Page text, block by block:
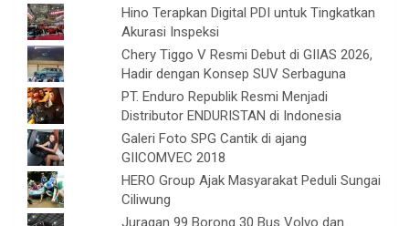
Hino Terapkan Digital PDI untuk Tingkatkan
Akurasi Inspeksi
Chery Tiggo V Resmi Debut di GIIAS 2026,
Hadir dengan Konsep SUV Serbaguna
PT. Enduro Republik Resmi Menjadi
Distributor ENDURISTAN di Indonesia
Galeri Foto SPG Cantik di ajang
GIICOMVEC 2018
HERO Group Ajak Masyarakat Peduli Sungai
Ciliwung
Juragan 99 Borong 30 Bus Volvo dan